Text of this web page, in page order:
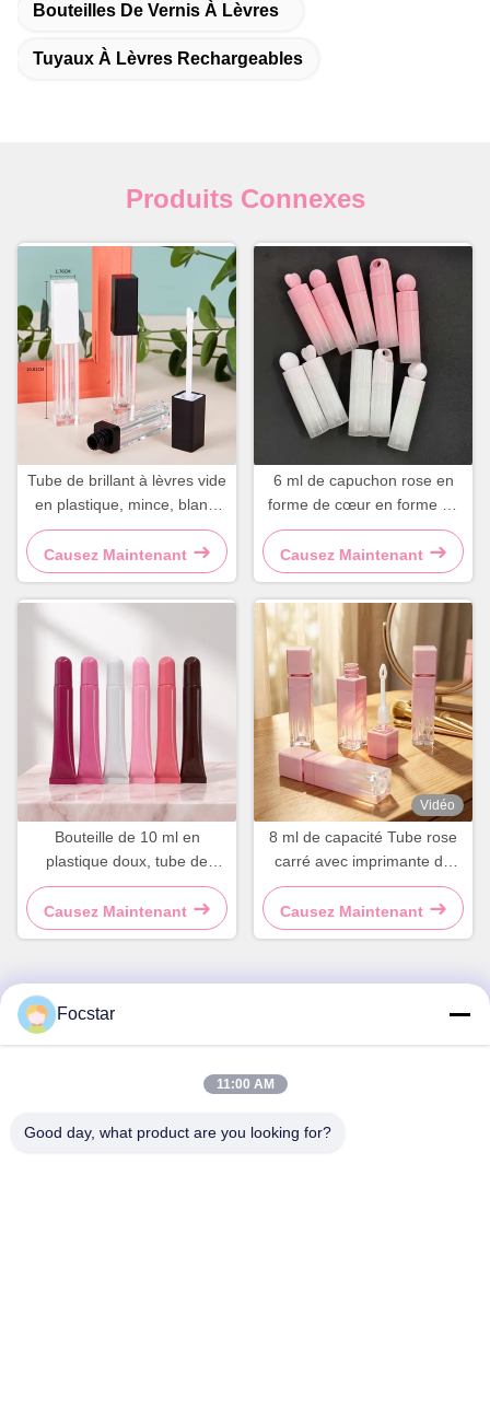
Bouteilles De Vernis À Lèvres
Tuyaux À Lèvres Rechargeables
Produits Connexes
Tube de brillant à lèvres vide
en plastique, mince, blanc,
noir, carré, récipient
cosmétique, 7ml
Causez Maintenant
6 ml de capuchon rose en
forme de cœur en forme de
gradient, lampe à lèvres
brillante, tube d'emballage
Causez Maintenant
Bouteille de 10 ml en
plastique doux, tube de
brillant pour les lèvres,
récipient cosmétique
Causez Maintenant
Vidéo
8 ml de capacité Tube rose
carré avec imprimante de
logo personnalisé et surface
brillante
Causez Maintenant
Contactez rapidement
Longhua, Shenzhen, province du Guangdong, Chine
Focstar
11:00 AM
Good day, what product are you looking for?